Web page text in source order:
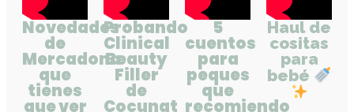
Novedades
de
Mercadona
que
tienes
que ver
Probando
Clinical
Beauty
Filler
de
Cocunat
5
cuentos
para
peques
que
recomiendo
Haul de
cositas
para
bebé